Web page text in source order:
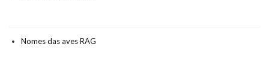
Nomes das aves RAG